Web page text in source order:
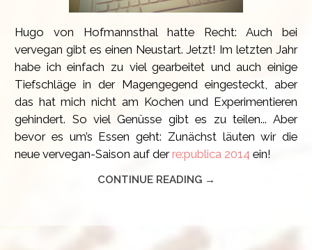
Hugo von Hofmannsthal hatte Recht: Auch bei
vervegan gibt es einen Neustart. Jetzt! Im letzten Jahr
habe ich einfach zu viel gearbeitet und auch einige
Tiefschläge in der Magengegend eingesteckt, aber
das hat mich nicht am Kochen und Experimentieren
gehindert. So viel Genüsse gibt es zu teilen... Aber
bevor es um’s Essen geht: Zunächst läuten wir die
neue vervegan-Saison auf derre:publica 2014 ein!
CONTINUE READING →